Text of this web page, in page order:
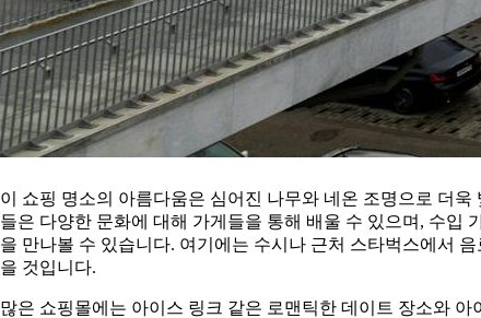
이 쇼핑 명소의 아름다움은 심어진 나무와 네온 조명으로 더
들은 다양한 문화에 대해 가게들을 통해 배울 수 있으며, 수입
을 만나볼 수 있습니다. 여기에는 수시나 근처 스타벅스에서
을 것입니다.
많은 쇼핑몰에는 아이스 링크 같은 로맨틱한 데이트 장소와 아